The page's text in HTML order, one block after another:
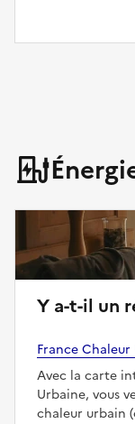
Y a-
France
Avec la carte
Urbaine, vous
chaleur urbain